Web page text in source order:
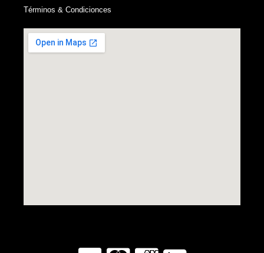
Términos & Condicionces